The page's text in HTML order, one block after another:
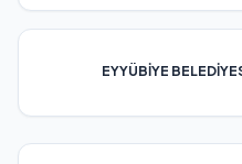
EYYÜBİYE